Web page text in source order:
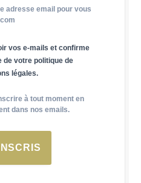
adresse email pour vous
vos e-mails et confirme
votre politique de
légales.
à tout moment en
dans nos emails.